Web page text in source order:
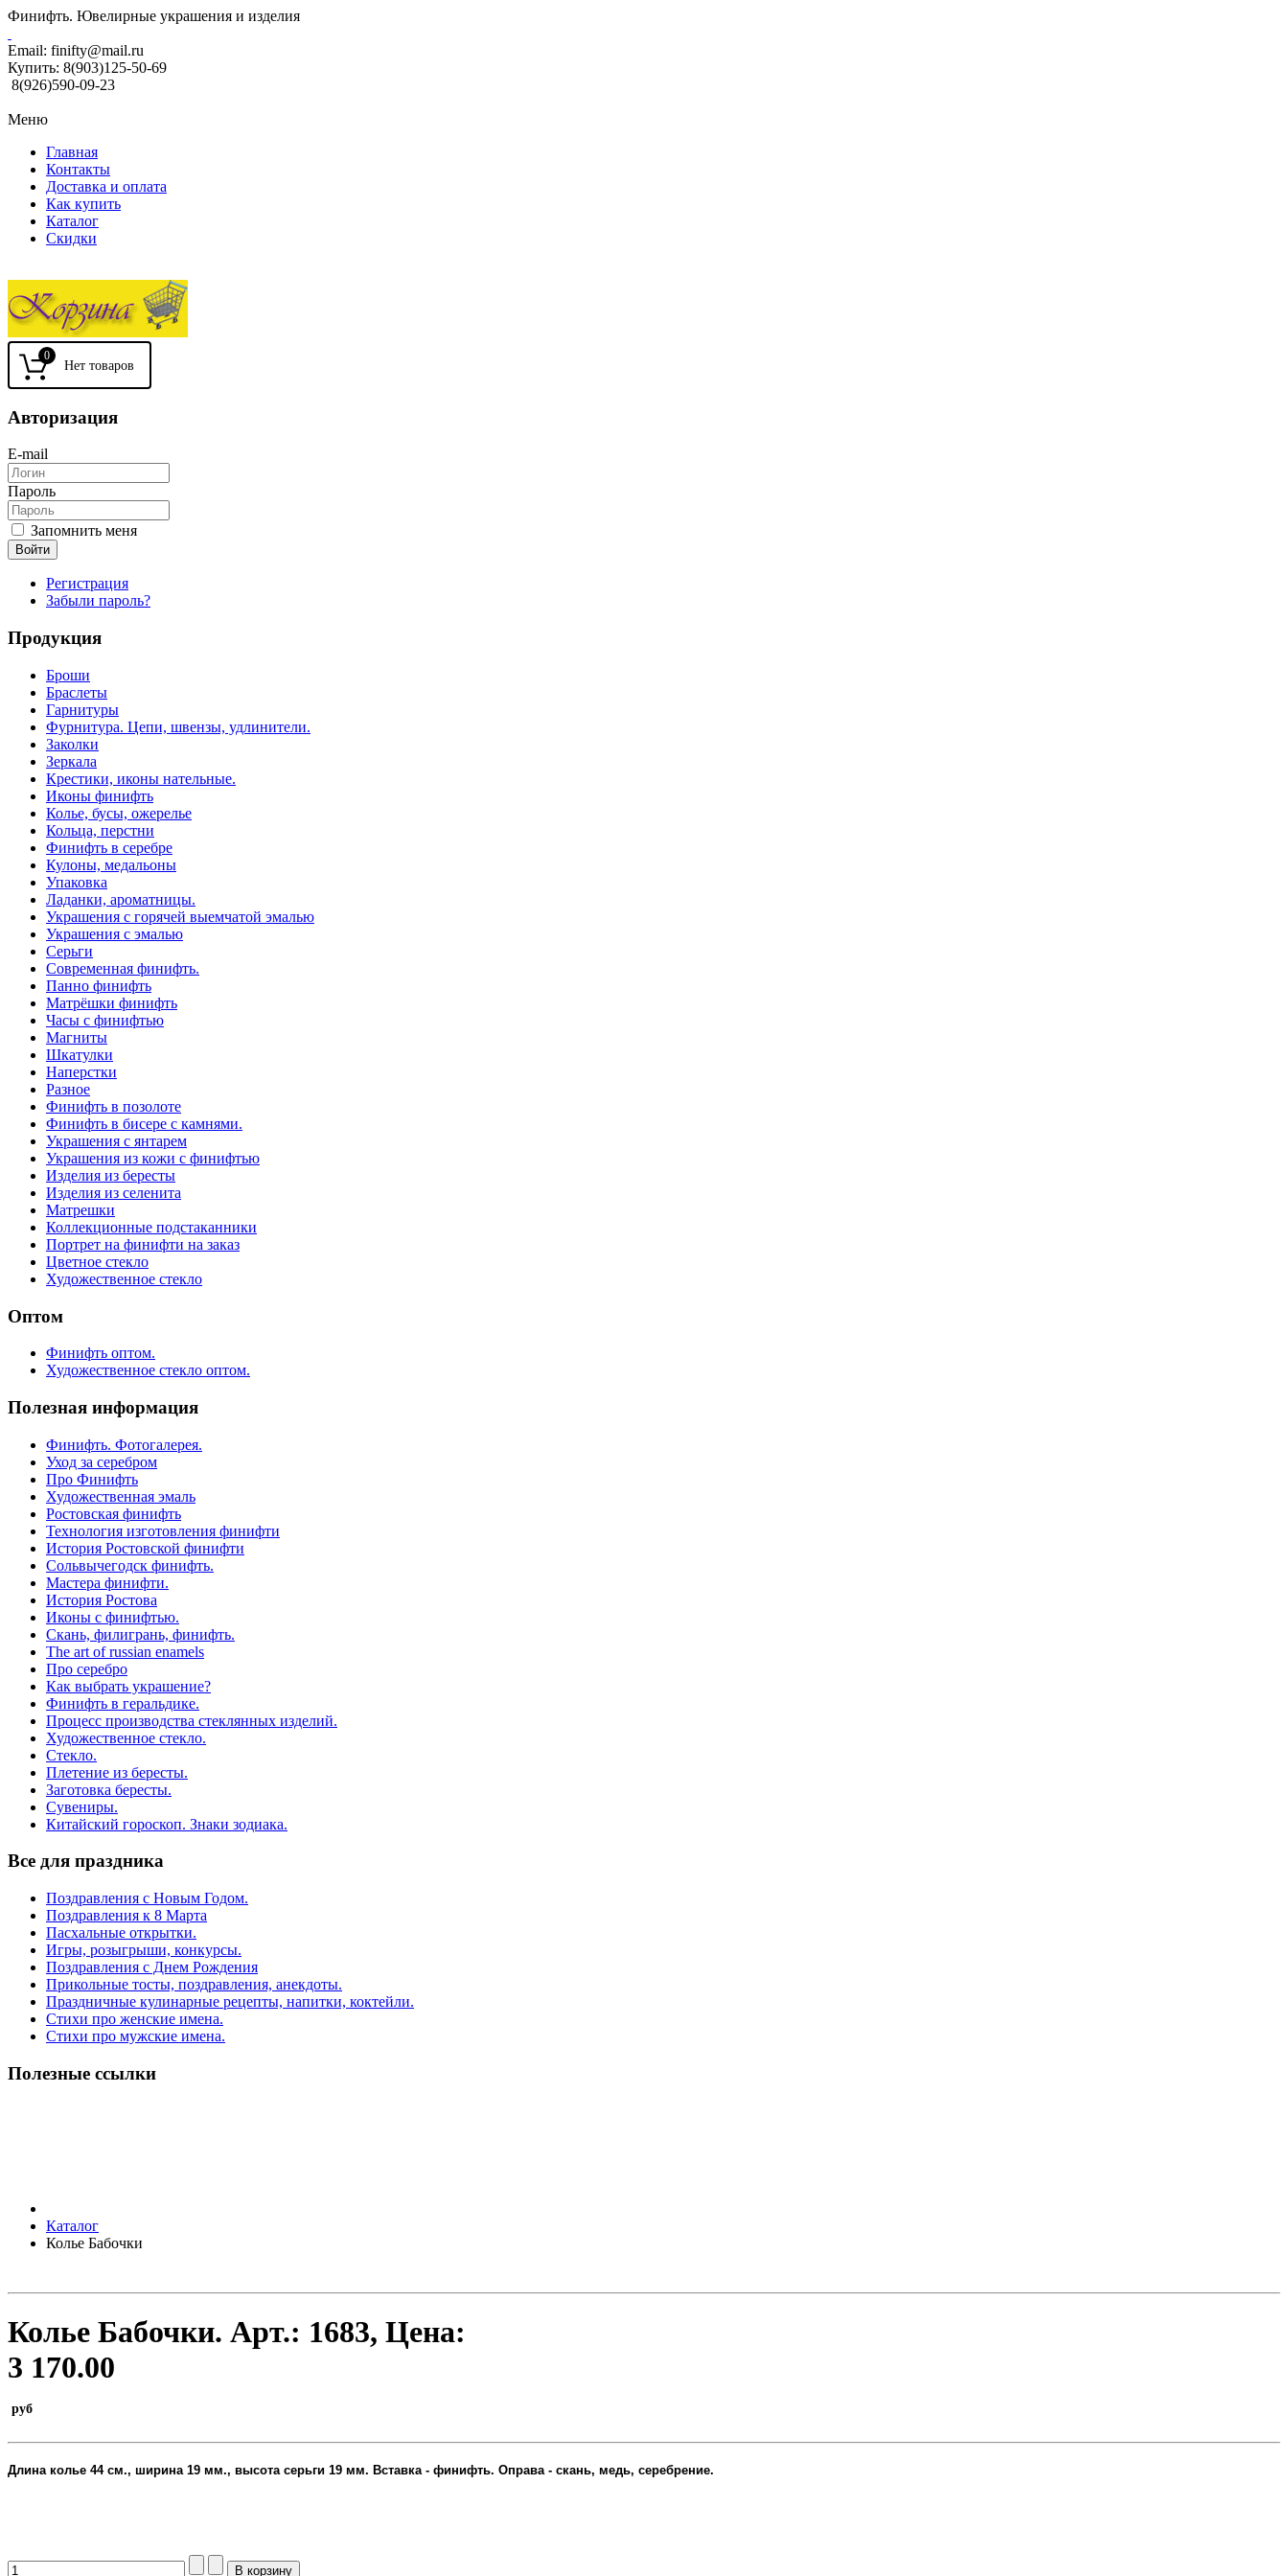
Финифть. Ювелирные украшения и изделия
Email: finifty@mail.ru
Купить: 8(903)125-50-69
8(926)590-09-23
Меню
Главная
Контакты
Доставка и оплата
Как купить
Каталог
Скидки
0
Авторизация
E-mail
Пароль
Запомнить меня
Войти
Регистрация
Забыли пароль?
Продукция
Броши
Браслеты
Гарнитуры
Фурнитура. Цепи, швензы, удлинители.
Заколки
Зеркала
Крестики, иконы нательные.
Иконы финифть
Колье, бусы, ожерелье
Кольца, перстни
Финифть в серебре
Кулоны, медальоны
Упаковка
Ладанки, ароматницы.
Украшения с горячей выемчатой эмалью
Украшения с эмалью
Серьги
Современная финифть.
Панно финифть
Матрёшки финифть
Часы с финифтью
Магниты
Шкатулки
Наперстки
Разное
Финифть в позолоте
Финифть в бисере с камнями.
Украшения с янтарем
Украшения из кожи с финифтью
Изделия из бересты
Изделия из селенита
Матрешки
Коллекционные подстаканники
Портрет на финифти на заказ
Цветное стекло
Художественное стекло
Оптом
Финифть оптом.
Художественное стекло оптом.
Полезная информация
Финифть. Фотогалерея.
Уход за серебром
Про Финифть
Художественная эмаль
Ростовская финифть
Технология изготовления финифти
История Ростовской финифти
Сольвычегодск финифть.
Мастера финифти.
История Ростова
Иконы с финифтью.
Скань, филигрань, финифть.
The art of russian enamels
Про серебро
Как выбрать украшение?
Финифть в геральдике.
Процесс производства стеклянных изделий.
Художественное стекло.
Стекло.
Плетение из бересты.
Заготовка бересты.
Сувениры.
Китайский гороскоп. Знаки зодиака.
Все для праздника
Поздравления с Новым Годом.
Поздравления к 8 Марта
Пасхальные открытки.
Игры, розыгрыши, конкурсы.
Поздравления с Днем Рождения
Прикольные тосты, поздравления, анекдоты.
Праздничные кулинарные рецепты, напитки, коктейли.
Стихи про женские имена.
Стихи про мужские имена.
Полезные ссылки
Каталог
Колье Бабочки
Колье Бабочки. Арт.: 1683, Цена:
3 170.00
руб
Длина колье 44 см., ширина 19 мм., высота серьги 19 мм. Вставка - финифть. Оправа - скань, медь, серебрение.